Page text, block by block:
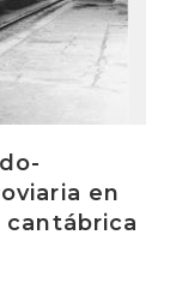
en